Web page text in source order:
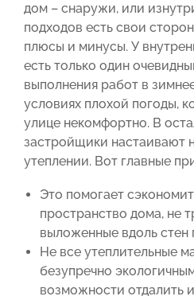
дом – снаружи, или
подходов есть свои
плюсы и минусы. У
есть только один
выполнения работ в
условиях плохой погоды,
улице некомфортно. В
застройщики настаивают
утеплении. Вот главные
Это помогает
пространство дома, не
выложенные вдоль стен
Не все утеплительные
безупречно
возможности отдалить